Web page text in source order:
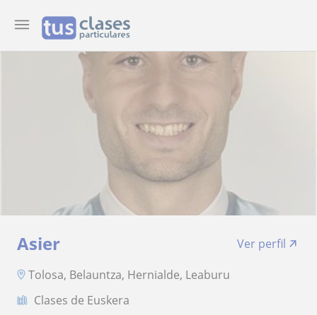
Asier
Ver perfil
Tolosa, Belauntza, Hernialde, Leaburu
Clases de Euskera